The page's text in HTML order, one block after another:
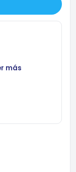
más